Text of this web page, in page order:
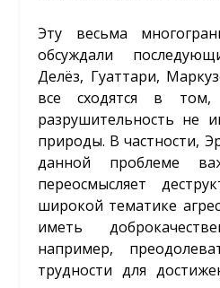
Эту весьма
обсуждали
Делёз, Гуаттари,
все сходятся в том,
разрушительность не
природы. В частности,
данной проблеме
переосмысляет
широкой тематике
иметь
например,
трудности для